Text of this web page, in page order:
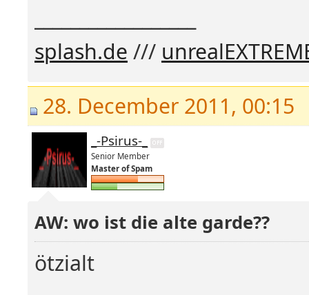
splash.de ///
28. December 2011, 00:15
_-Psirus-_
Senior Member
Master of Spam
AW: wo ist die alte garde??
ötzialt